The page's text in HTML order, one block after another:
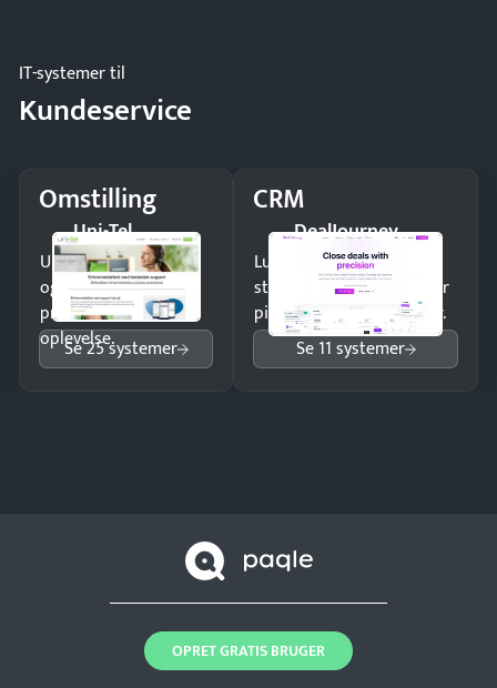
IT-systemer til
Kundeservice
Omstilling
Uni-Tel
Undgå tabte opkald
og giv kunderne en
professionel
oplevelse.
Se 25 systemer
CRM
DealJourney
Luk flere salg med et
struktureret overblik over
pipeline og opfølgninger.
Se 11 systemer
OPRET GRATIS BRUGER